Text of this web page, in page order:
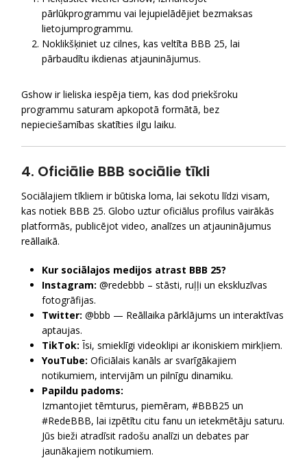
pārlūkprogrammu vai lejupielādējiet bezmaksas
lietojumprogrammu.
Noklikšķiniet uz cilnes, kas veltīta BBB 25, lai
pārbaudītu ikdienas atjauninājumus.
Gshow ir lieliska iespēja tiem, kas dod priekšroku
programmu saturam apkopotā formātā, bez
nepieciešamības skatīties ilgu laiku.
4. Oficiālie BBB sociālie tīkli
Sociālajiem tīkliem ir būtiska loma, lai sekotu līdzi visam,
kas notiek BBB 25. Globo uztur oficiālus profilus vairākās
platformās, publicējot video, analīzes un atjauninājumus
reāllaikā.
Kur sociālajos medijos atrast BBB 25?
Instagram: @redebbb – stāsti, ruļļi un ekskluzīvas
fotogrāfijas.
Twitter: @bbb — Reāllaika pārklājums un interaktīvas
aptaujas.
TikTok: Īsi, smieklīgi videoklipi ar ikoniskiem mirkļiem.
YouTube: Oficiālais kanāls ar svarīgākajiem
notikumiem, intervijām un pilnīgu dinamiku.
Papildu padoms:
Izmantojiet tēmturus, piemēram, #BBB25 un
#RedeBBB, lai izpētītu citu fanu un ietekmētāju saturu.
Jūs bieži atradīsit radošu analīzi un debates par
jaunākajiem notikumiem.